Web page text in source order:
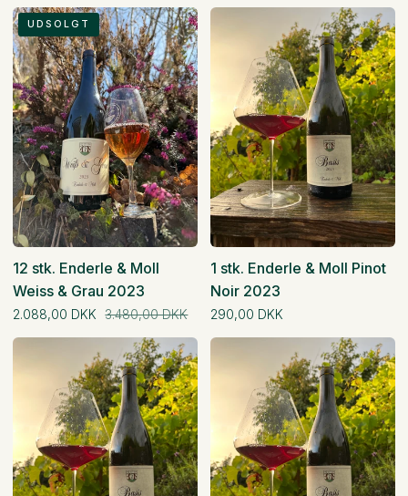
12
stk.
UDSOLGT
12 stk. Enderle & Moll
Weiss & Grau 2023
2.088,00 DKK Normal pris
3.480,00 DKK
1
1 stk. Enderle & Moll Pinot
Noir 2023
290,00 DKK